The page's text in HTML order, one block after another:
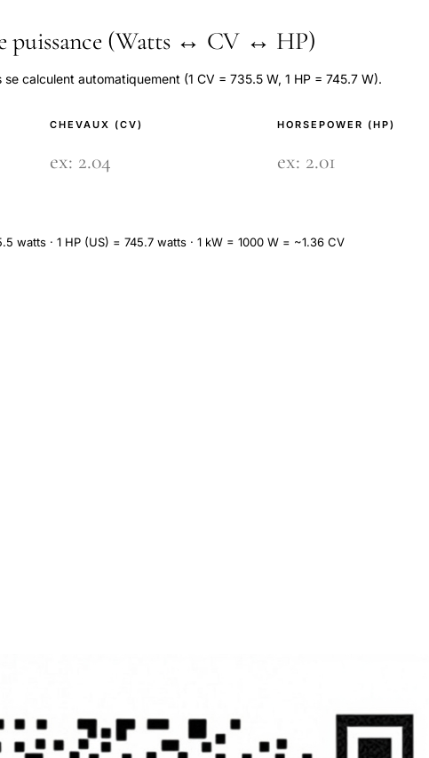
puissance (Watts ↔ CV ↔ HP)
se calculent automatiquement (1 CV = 735.5 W, 1 HP = 745.7 W).
CHEVAUX (CV) HORSEPOWER (HP)
watts · 1 HP (US) = 745.7 watts · 1 kW = 1000 W = ~1.36 CV